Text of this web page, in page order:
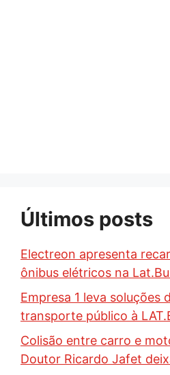
Últimos posts
Electreon apresenta
ônibus elétricos na
Empresa 1 leva soluções
transporte público à
Colisão entre carro e
Doutor Ricardo Jafet